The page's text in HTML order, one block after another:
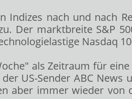
Indizes nach und nach
Der marktbreite S&P
Nasdaq
als Zeitraum für
US-Sender ABC
aber immer wieder